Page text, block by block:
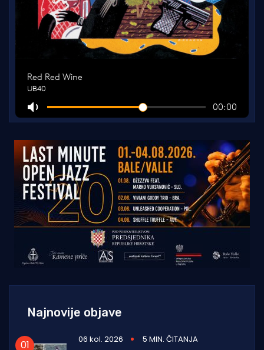
Najnovije objave
06 kol. 2026
5 MIN. ČITANJA